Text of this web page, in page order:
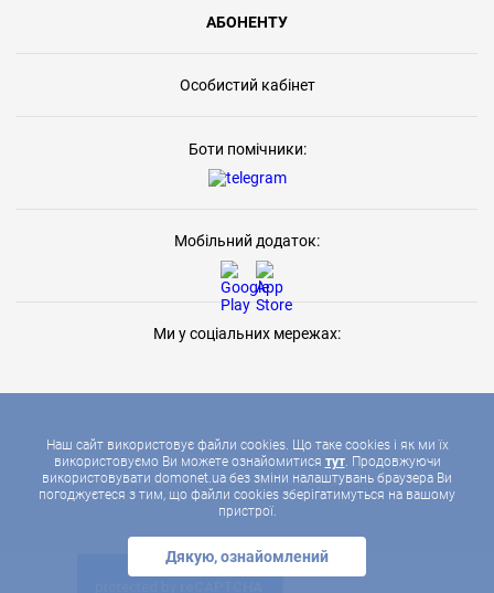
Наш сайт використовує файли cookies. Що таке cookies і як ми їх
використовуємо Ви можете ознайомитися тут. Продовжуючи
використовувати domonet.ua без зміни налаштувань браузера Ви
погоджуєтеся з тим, що файли cookies зберігатимуться на вашому
пристрої.
Дякую, ознайомлений
АБОНЕНТУ
Особистий кабінет
Боти помічники:
Мобільний додаток:
Ми у соціальних мережах:
2026 © ДОМОНЕТ, УСІ ПРАВА ЗАХИЩЕНІ